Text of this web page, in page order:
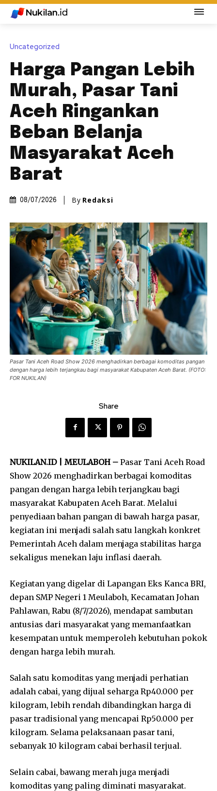
Uncategorized
Harga Pangan Lebih
Murah, Pasar Tani
Aceh Ringankan
Beban Belanja
Masyarakat Aceh
Barat
08/07/2026 By Redaksi
Pasar Tani Aceh Road Show 2026 menghadirkan berbagai komoditas pangan
dengan harga lebih terjangkau bagi masyarakat Kabupaten Aceh Barat. (FOTO:
FOR NUKILAN)
Share
NUKILAN.ID | MEULABOH – Pasar Tani Aceh Road
Show 2026 menghadirkan berbagai komoditas
pangan dengan harga lebih terjangkau bagi
masyarakat Kabupaten Aceh Barat. Melalui
penyediaan bahan pangan di bawah harga pasar,
kegiatan ini menjadi salah satu langkah konkret
Pemerintah Aceh dalam menjaga stabilitas harga
sekaligus menekan laju inflasi daerah.
Kegiatan yang digelar di Lapangan Eks Kanca BRI,
depan SMP Negeri 1 Meulaboh, Kecamatan Johan
Pahlawan, Rabu (8/7/2026), mendapat sambutan
antusias dari masyarakat yang memanfaatkan
kesempatan untuk memperoleh kebutuhan pokok
dengan harga lebih murah.
Salah satu komoditas yang menjadi perhatian
adalah cabai, yang dijual seharga Rp40.000 per
kilogram, lebih rendah dibandingkan harga di
pasar tradisional yang mencapai Rp50.000 per
kilogram. Selama pelaksanaan pasar tani,
sebanyak 10 kilogram cabai berhasil terjual.
Selain cabai, bawang merah juga menjadi
komoditas yang paling diminati masyarakat.